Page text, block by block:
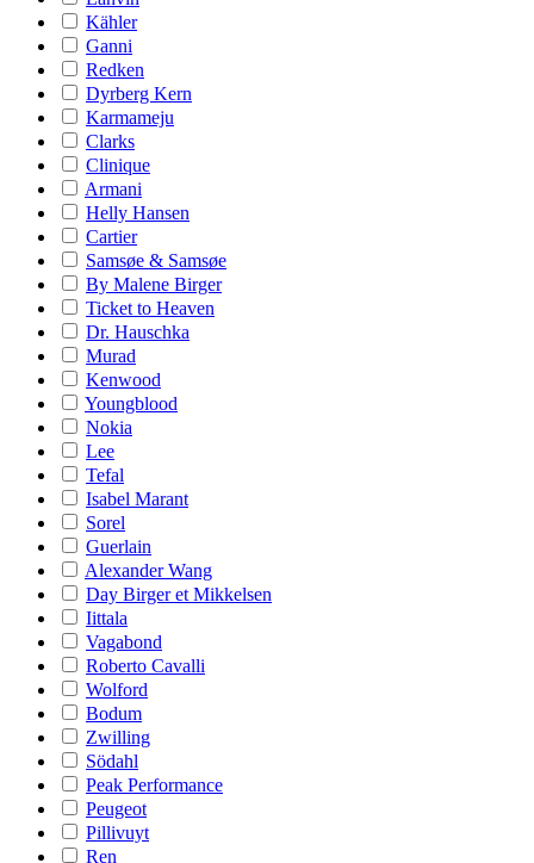
Kähler
Ganni
Redken
Dyrberg Kern
Karmameju
Clarks
Clinique
Armani
Helly Hansen
Cartier
Samsøe & Samsøe
By Malene Birger
Ticket to Heaven
Dr. Hauschka
Murad
Kenwood
Youngblood
Nokia
Lee
Tefal
Isabel Marant
Sorel
Guerlain
Alexander Wang
Day Birger et Mikkelsen
Iittala
Vagabond
Roberto Cavalli
Wolford
Bodum
Zwilling
Södahl
Peak Performance
Peugeot
Pillivuyt
Ren